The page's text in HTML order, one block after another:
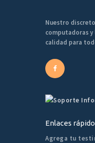
Nuestro
computadoras
calidad para
Enlaces
Agrega tu